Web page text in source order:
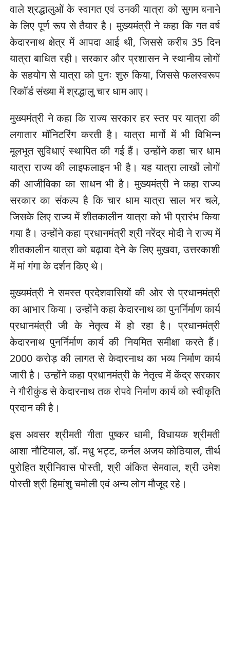
वाले श्रद्धालुओं के स्वागत एवं उनकी यात्रा को सुगम बनाने
के लिए पूर्ण रूप से तैयार है। मुख्यमंत्री ने कहा कि गत वर्ष
केदारनाथ क्षेत्र में आपदा आई थी, जिससे करीब 35 दिन
यात्रा बाधित रही। सरकार और प्रशासन ने स्थानीय लोगों
के सहयोग से यात्रा को पुनः शुरु किया, जिससे फलस्वरूप
रिकॉर्ड संख्या में श्रद्धालु चार धाम आए।
मुख्यमंत्री ने कहा कि राज्य सरकार हर स्तर पर यात्रा की
लगातार मॉनिटरिंग करती है। यात्रा मार्गो में भी विभिन्न
मूलभूत सुविधाएं स्थापित की गई हैं। उन्होंने कहा चार धाम
यात्रा राज्य की लाइफलाइन भी है। यह यात्रा लाखों लोगों
की आजीविका का साधन भी है। मुख्यमंत्री ने कहा राज्य
सरकार का संकल्प है कि चार धाम यात्रा साल भर चले,
जिसके लिए राज्य में शीतकालीन यात्रा को भी प्रारंभ किया
गया है। उन्होंने कहा प्रधानमंत्री श्री नरेंद्र मोदी ने राज्य में
शीतकालीन यात्रा को बढ़ावा देने के लिए मुखवा, उत्तरकाशी
में मां गंगा के दर्शन किए थे।
मुख्यमंत्री ने समस्त प्रदेशवासियों की ओर से प्रधानमंत्री
का आभार किया। उन्होंने कहा केदारनाथ का पुनर्निर्माण कार्य
प्रधानमंत्री जी के नेतृत्व में हो रहा है। प्रधानमंत्री
केदारनाथ पुनर्निर्माण कार्य की नियमित समीक्षा करते हैं।
2000 करोड़ की लागत से केदारनाथ का भव्य निर्माण कार्य
जारी है। उन्होंने कहा प्रधानमंत्री के नेतृत्व में केंद्र सरकार
ने गौरीकुंड से केदारनाथ तक रोपवे निर्माण कार्य को स्वीकृति
प्रदान की है।
इस अवसर श्रीमती गीता पुष्कर धामी, विधायक श्रीमती
आशा नौटियाल, डॉ. मधु भट्ट, कर्नल अजय कोठियाल, तीर्थ
पुरोहित श्रीनिवास पोस्ती, श्री अंकित सेमवाल, श्री उमेश
पोस्ती श्री हिमांशु चमोली एवं अन्य लोग मौजूद रहे।